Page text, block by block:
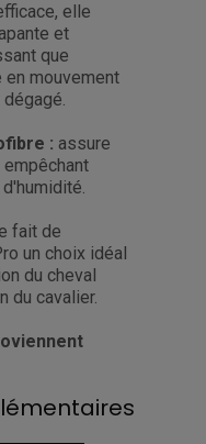
elle
et
que
en mouvement
: assure
fait de
un choix idéal
du cheval
du cavalier.